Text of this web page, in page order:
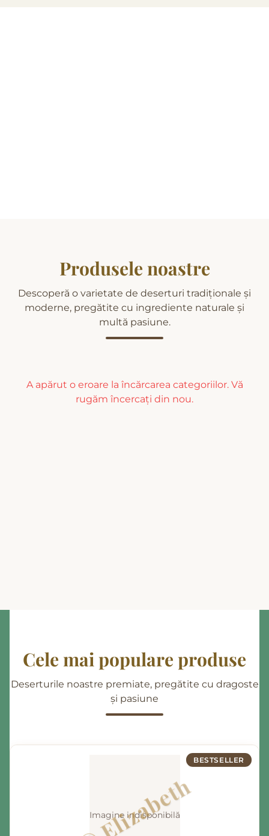
Produsele noastre
Descoperă o varietate de deserturi tradiționale și
moderne, pregătite cu ingrediente naturale și
multă pasiune.
A apărut o eroare la încărcarea categoriilor. Vă
rugăm încercați din nou.
Cele mai populare produse
Deserturile noastre premiate, pregătite cu dragoste
și pasiune
Imagine indisponibilă
BESTSELLER